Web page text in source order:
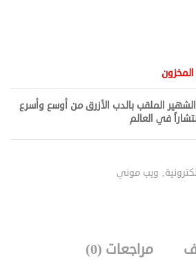
الملقب بالدب الأزرق من أوسع وأسرع
في العالم
, ويب موني
مراجعات (0)